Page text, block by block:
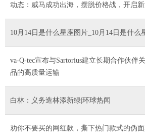
动态：威马成功出海，摆脱价格战，开启
10月14日是什么星座图片_10月14日是什么
va-Q-tec宣布与Sartorius建立长期合作伙伴
品的高质量运输
白林：义务造林添新绿|环球热闻
劝你不要买的网红款，撕下热门款式的伪